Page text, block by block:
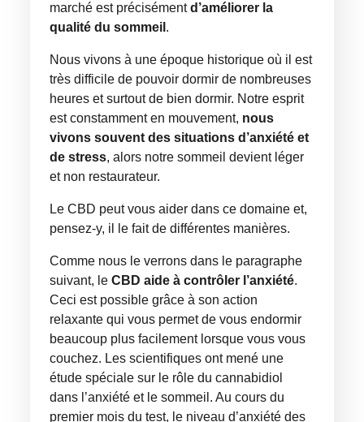
marché est précisémentd’améliorer la
qualité du sommeil .
Nous vivons à une époque historique où il est
très difficile de pouvoir dormir de nombreuses
heures et surtout de bien dormir. Notre esprit
est constamment en mouvement, nous
vivons souvent des situations d’anxiété et
de stress, alors notre sommeil devient léger
et non restaurateur.
Le CBD peut vous aider dans ce domaine et,
pensez-y, il le fait de différentes manières.
Comme nous le verrons dans le paragraphe
suivant, leCBD aide à contrôler l’anxiété.
Ceci est possible grâce à son action
relaxante qui vous permet de vous endormir
beaucoup plus facilement lorsque vous vous
couchez. Les scientifiques ont mené une
étude spéciale sur le rôle du cannabidiol
dans l’anxiété et le sommeil. Au cours du
premier mois du test, le niveau d’anxiété des